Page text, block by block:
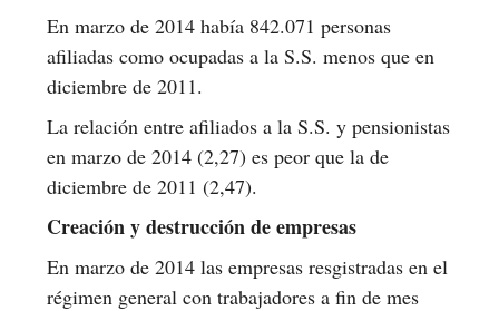
En marzo de 2014 había 842.071 personas
afiliadas como ocupadas a la S.S. menos que en
diciembre de 2011.
La relación entre afiliados a la S.S. y pensionistas
en marzo de 2014 (2,27) es peor que la de
diciembre de 2011 (2,47).
Creación y destrucción de empresas
En marzo de 2014 las empresas resgistradas en el
régimen general con trabajadores a fin de mes